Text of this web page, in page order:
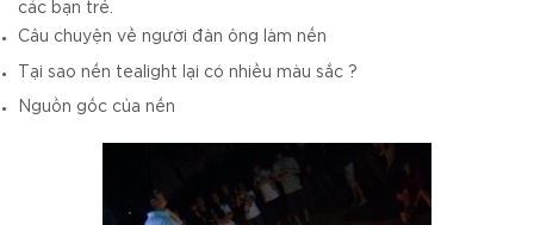
các bạn trẻ.
Câu chuyện về người đàn ông làm nến
Tại sao nến tealight lại có nhiều màu sắc ?
Nguồn gốc của nến